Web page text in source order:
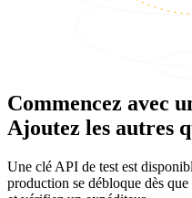
Commencez avec
Ajoutez les autres
Une clé API de test est
production se débloque dès